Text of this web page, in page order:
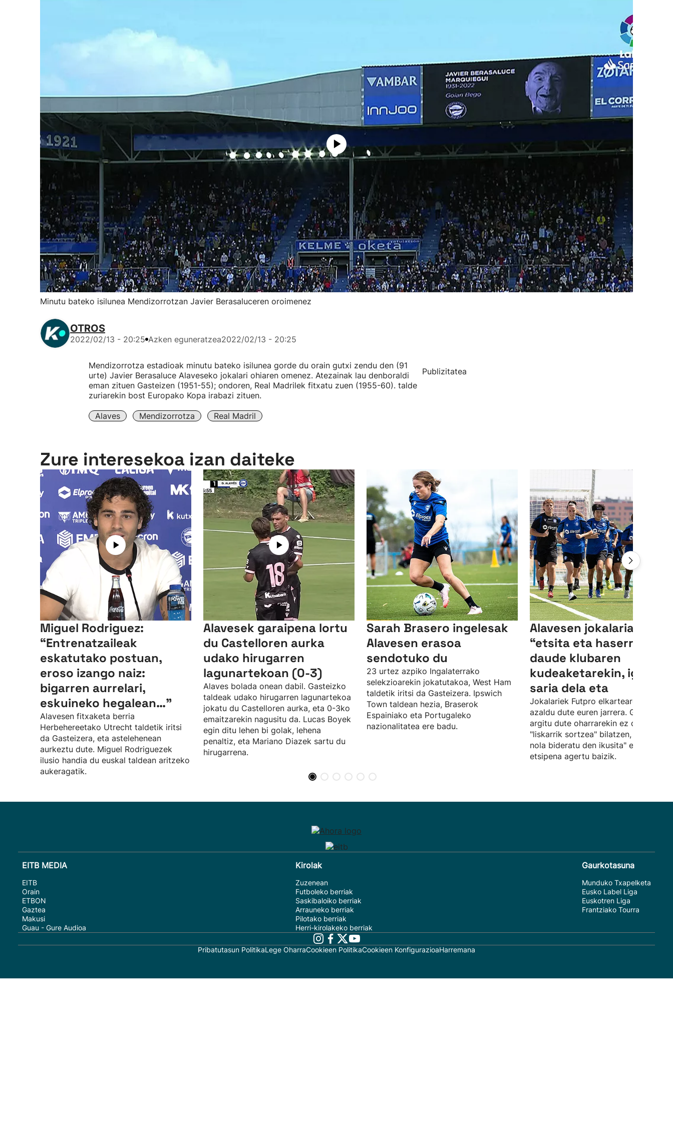
Minutu bateko isilunea Mendizorrotzan Javier Berasaluceren oroimenez
OTROS
2022/02/13 - 20:25 Azken eguneratzea2022/02/13 - 20:25
Mendizorrotza estadioak minutu bateko isilunea gorde du orain gutxi zendu den (91
urte) Javier Berasaluce Alaveseko jokalari ohiaren omenez. Atezainak lau denboraldi
eman zituen Gasteizen (1951-55); ondoren, Real Madrilek fitxatu zuen (1955-60). talde
zuriarekin bost Europako Kopa irabazi zituen.
Alaves Mendizorrotza Real Madril
Publizitatea
Zure interesekoa izan daiteke
Miguel Rodriguez:
“Entrenatzaileak
eskatutako postuan,
eroso izango naiz:
bigarren aurrelari,
eskuineko hegalean…”
Alavesen fitxaketa berria
Herbehereetako Utrecht taldetik iritsi
da Gasteizera, eta astelehenean
aurkeztu dute. Miguel Rodriguezek
ilusio handia du euskal taldean aritzeko
aukeragatik.
Alavesek garaipena lortu
du Castelloren aurka
udako hirugarren
lagunartekoan (0-3)
Alaves bolada onean dabil. Gasteizko
taldeak udako hirugarren lagunartekoa
jokatu du Castelloren aurka, eta 0-3ko
emaitzarekin nagusitu da. Lucas Boyek
egin ditu lehen bi golak, lehena
penaltiz, eta Mariano Diazek sartu du
hirugarrena.
Sarah Brasero ingelesak
Alavesen erasoa
sendotuko du
23 urtez azpiko Ingalaterrako
selekzioarekin jokatutakoa, West Ham
taldetik iritsi da Gasteizera. Ipswich
Town taldean hezia, Braserok
Espainiako eta Portugaleko
nazionalitatea ere badu.
Alavesen jokalariak
“etsita eta haserre"
daude klubaren
kudeaketarekin, igoera-
saria dela eta
Jokalariek Futpro elkartearen bidez
azaldu dute euren jarrera. Gainera,
argitu dute oharrarekin ez dutela
"liskarrik sortzea" bilatzen, "egoera
nola bideratu den ikusita" euren
etsipena agertu baizik.
EITB MEDIA
EITB
Orain
ETBON
Gaztea
Makusi
Guau - Gure Audioa
Kirolak
Zuzenean
Futboleko berriak
Saskibaloiko berriak
Arrauneko berriak
Pilotako berriak
Herri-kirolakeko berriak
Gaurkotasuna
Munduko Txapelketa
Eusko Label Liga
Euskotren Liga
Frantziako Tourra
Pribatutasun PolitikaLege OharraCookieen PolitikaCookieen KonfigurazioaHarremana